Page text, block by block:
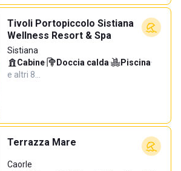
Tivoli Portopiccolo Sistiana
Wellness Resort & Spa
Sistiana
Cabine· Doccia calda· Piscina·
e altri 8…
Terrazza Mare
Caorle